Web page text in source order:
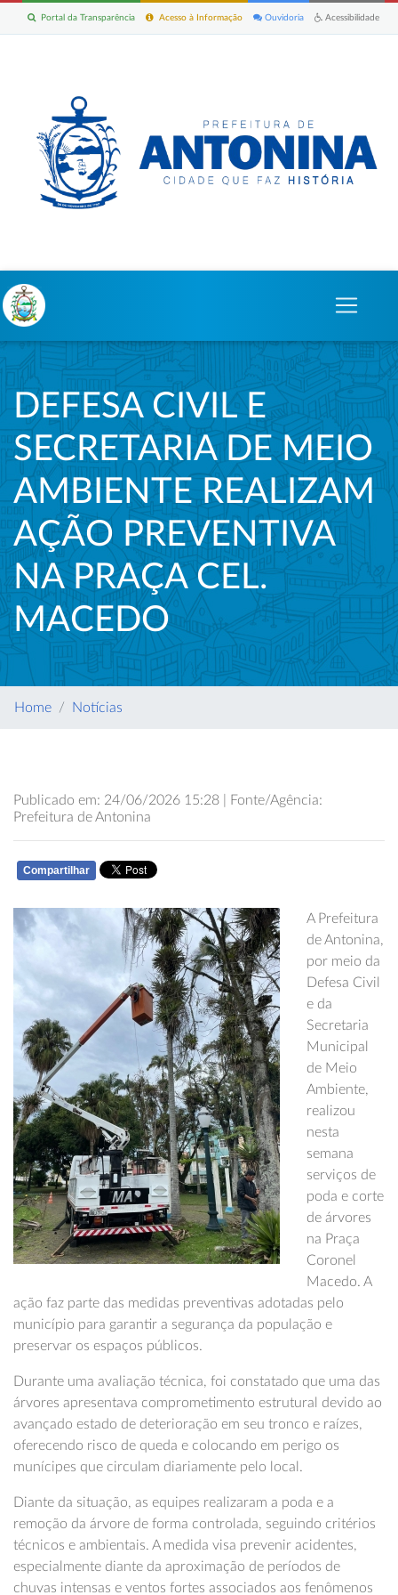
Acessibilidade
Ouvidoria
Acesso à Informação
Portal da Transparência
DEFESA CIVIL E
SECRETARIA DE MEIO
AMBIENTE REALIZAM
AÇÃO PREVENTIVA
NA PRAÇA CEL.
MACEDO
Home Notícias
Publicado em: 24/06/2026 15:28 | Fonte/Agência:
Prefeitura de Antonina
Compartilhar
A Prefeitura
de Antonina,
por meio da
Defesa Civil
e da
Secretaria
Municipal
de Meio
Ambiente,
realizou
nesta
semana
serviços de
poda e corte
de árvores
na Praça
Coronel
Macedo. A
ação faz parte das medidas preventivas adotadas pelo
município para garantir a segurança da população e
preservar os espaços públicos.
Durante uma avaliação técnica, foi constatado que uma das
árvores apresentava comprometimento estrutural devido ao
avançado estado de deterioração em seu tronco e raízes,
oferecendo risco de queda e colocando em perigo os
munícipes que circulam diariamente pelo local.
Diante da situação, as equipes realizaram a poda e a
remoção da árvore de forma controlada, seguindo critérios
técnicos e ambientais. A medida visa prevenir acidentes,
especialmente diante da aproximação de períodos de
chuvas intensas e ventos fortes associados aos fenômenos